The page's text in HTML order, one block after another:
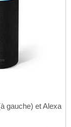
gauche) et Alexa